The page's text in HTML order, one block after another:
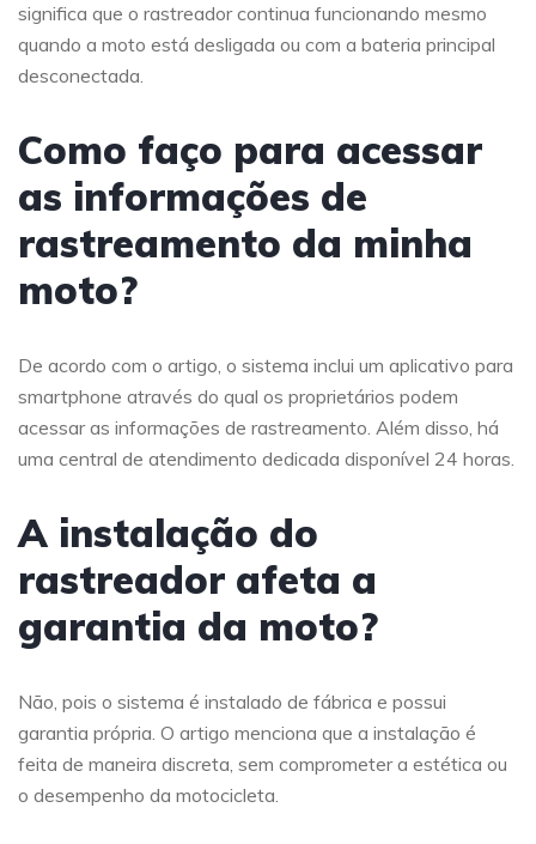
significa que o rastreador continua funcionando mesmo
quando a moto está desligada ou com a bateria principal
desconectada.
Como faço para acessar
as informações de
rastreamento da minha
moto?
De acordo com o artigo, o sistema inclui um aplicativo para
smartphone através do qual os proprietários podem
acessar as informações de rastreamento. Além disso, há
uma central de atendimento dedicada disponível 24 horas.
A instalação do
rastreador afeta a
garantia da moto?
Não, pois o sistema é instalado de fábrica e possui
garantia própria. O artigo menciona que a instalação é
feita de maneira discreta, sem comprometer a estética ou
o desempenho da motocicleta.